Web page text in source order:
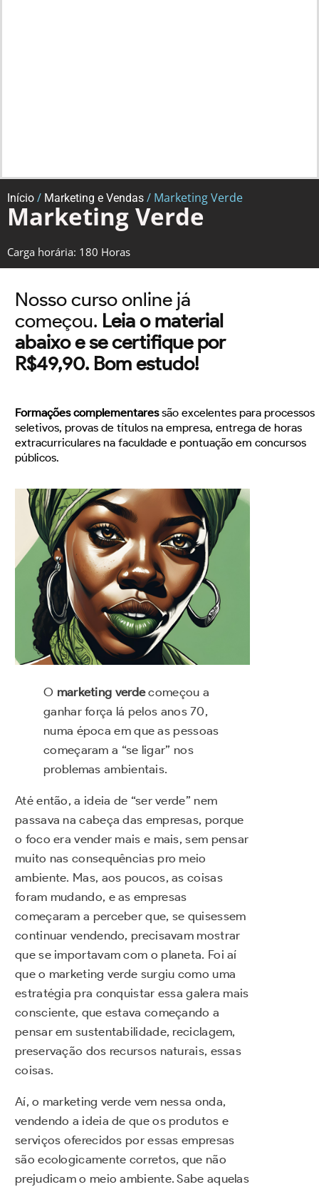
Início / Marketing e Vendas / Marketing Verde
Marketing Verde
Carga horária: 180 Horas
Nosso curso online já
começou. Leia o material
abaixo e se certifique por
R$49,90. Bom estudo!
Formações complementaressão excelentes para processos
seletivos, provas de títulos na empresa, entrega de horas
extracurriculares na faculdade e pontuação em concursos
públicos.
O marketing verdecomeçou a
ganhar força lá pelos anos 70,
numa época em que as pessoas
começaram a “se ligar” nos
problemas ambientais.
Até então, a ideia de “ser verde” nem
passava na cabeça das empresas, porque
o foco era vender mais e mais, sem pensar
muito nas consequências pro meio
ambiente. Mas, aos poucos, as coisas
foram mudando, e as empresas
começaram a perceber que, se quisessem
continuar vendendo, precisavam mostrar
que se importavam com o planeta. Foi aí
que o marketing verde surgiu como uma
estratégia pra conquistar essa galera mais
consciente, que estava começando a
pensar em sustentabilidade, reciclagem,
preservação dos recursos naturais, essas
coisas.
Aí, o marketing verde vem nessa onda,
vendendo a ideia de que os produtos e
serviços oferecidos por essas empresas
são ecologicamente corretos, que não
prejudicam o meio ambiente. Sabe aquelas